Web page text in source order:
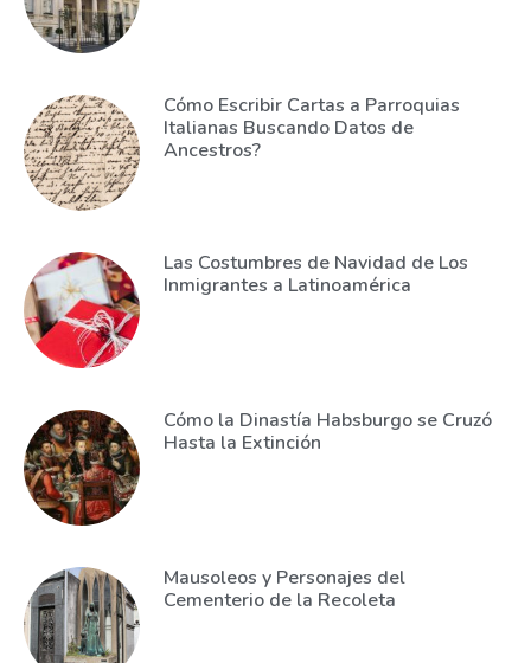
Cómo Escribir Cartas a Parroquias
Italianas Buscando Datos de
Ancestros?
Las Costumbres de Navidad de Los
Inmigrantes a Latinoamérica
Cómo la Dinastía Habsburgo se Cruzó
Hasta la Extinción
Mausoleos y Personajes del
Cementerio de la Recoleta